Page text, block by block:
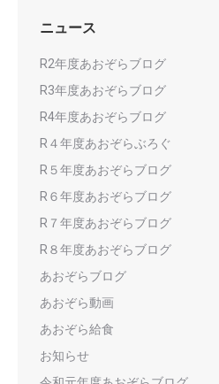
ニュース
R2年度あおぞらブログ
R3年度あおぞらブログ
R4年度あおぞらブログ
R４年度あおぞらぶろぐ
R５年度あおぞらブログ
R６年度あおぞらブログ
R７年度あおぞらブログ
R８年度あおぞらブログ
あおぞらブログ
あおぞら動画
あおぞら給食
お知らせ